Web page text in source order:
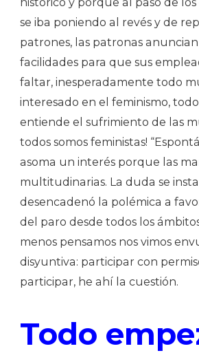
se iba poniendo al revés y de
patrones, las patronas
facilidades para que sus
faltar, inesperadamente todo
interesado en el feminismo,
entiende el sufrimiento de las
todos somos feministas!
asoma un interés porque las
multitudinarias. La duda se
desencadenó la polémica a
del paro desde todos los
menos pensamos nos vimos
disyuntiva: participar con
participar, he ahí la cuestión.
Todo